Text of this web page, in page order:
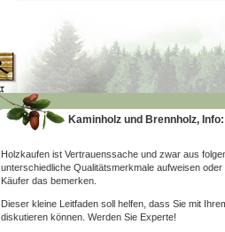
Kaminholz und Brennholz,
Holzkaufen ist Vertrauenssache und zwar aus
unterschiedliche Qualitätsmerkmale aufweisen
Käufer das bemerken.
Dieser kleine Leitfaden soll helfen, dass Sie mit
diskutieren können. Werden Sie Experte!